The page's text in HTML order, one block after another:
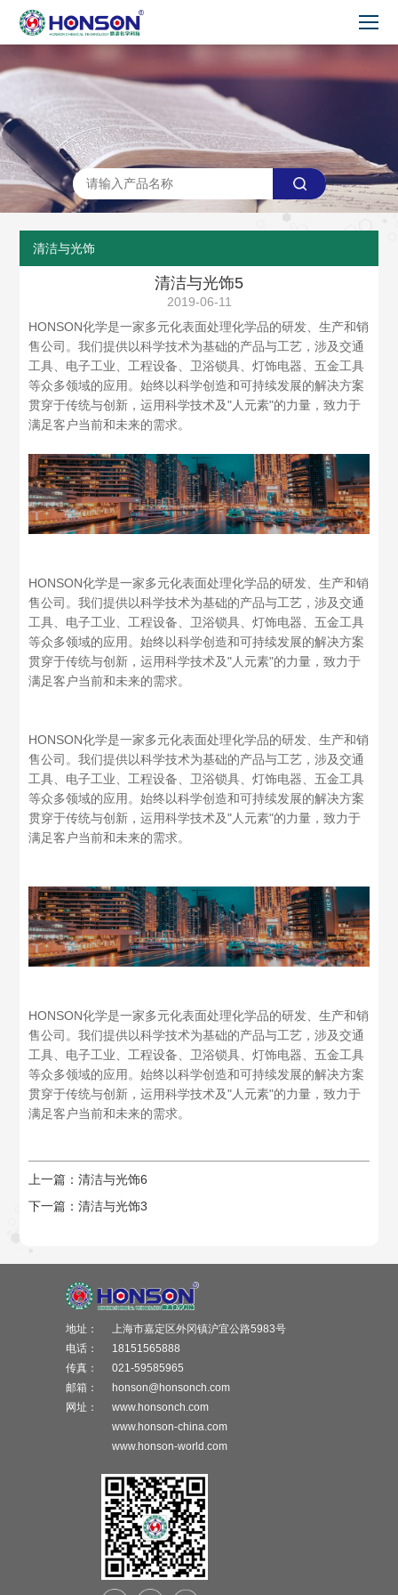
清洁与光饰
清洁与光饰5
2019-06-11
HONSON化学是一家多元化表面处理化学品的研发、生产和销
售公司。我们提供以科学技术为基础的产品与工艺，涉及交通
工具、电子工业、工程设备、卫浴锁具、灯饰电器、五金工具
等众多领域的应用。始终以科学创造和可持续发展的解决方案
贯穿于传统与创新，运用科学技术及"人元素"的力量，致力于
满足客户当前和未来的需求。
HONSON化学是一家多元化表面处理化学品的研发、生产和销
售公司。我们提供以科学技术为基础的产品与工艺，涉及交通
工具、电子工业、工程设备、卫浴锁具、灯饰电器、五金工具
等众多领域的应用。始终以科学创造和可持续发展的解决方案
贯穿于传统与创新，运用科学技术及"人元素"的力量，致力于
满足客户当前和未来的需求。
HONSON化学是一家多元化表面处理化学品的研发、生产和销
售公司。我们提供以科学技术为基础的产品与工艺，涉及交通
工具、电子工业、工程设备、卫浴锁具、灯饰电器、五金工具
等众多领域的应用。始终以科学创造和可持续发展的解决方案
贯穿于传统与创新，运用科学技术及"人元素"的力量，致力于
满足客户当前和未来的需求。
HONSON化学是一家多元化表面处理化学品的研发、生产和销
售公司。我们提供以科学技术为基础的产品与工艺，涉及交通
工具、电子工业、工程设备、卫浴锁具、灯饰电器、五金工具
等众多领域的应用。始终以科学创造和可持续发展的解决方案
贯穿于传统与创新，运用科学技术及"人元素"的力量，致力于
满足客户当前和未来的需求。
上一篇：清洁与光饰6
下一篇：清洁与光饰3
地址：
上海市嘉定区外冈镇沪宜公路5983号
电话：
18151565888
传真：
021-59585965
邮箱：
honson@honsonch.com
网址：
www.honsonch.com
www.honson-china.com
www.honson-world.com